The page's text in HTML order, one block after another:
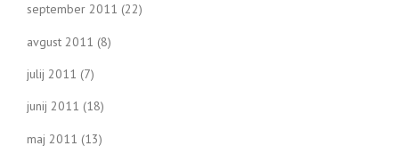
september 2011 (22)
avgust 2011 (8)
julij 2011 (7)
junij 2011 (18)
maj 2011 (13)